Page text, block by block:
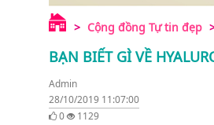
Cộng đồng Tự tin đẹp
BẠN BIẾT GÌ VỀ
Admin
28/10/2019 11:07:00
0
1129